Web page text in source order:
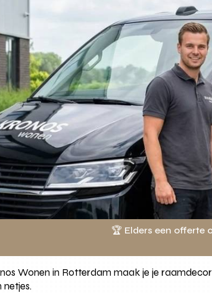
🏆 Elders een offerte
Wonen in Rotterdam maak je je
netjes.